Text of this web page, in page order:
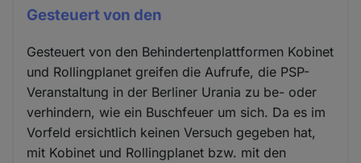
Gesteuert von den
Gesteuert von den Behindertenplattformen Kobinet
und Rollingplanet greifen die Aufrufe, die PSP-
Veranstaltung in der Berliner Urania zu be- oder
verhindern, wie ein Buschfeuer um sich. Da es im
Vorfeld ersichtlich keinen Versuch gegeben hat,
mit Kobinet und Rollingplanet bzw. mit den